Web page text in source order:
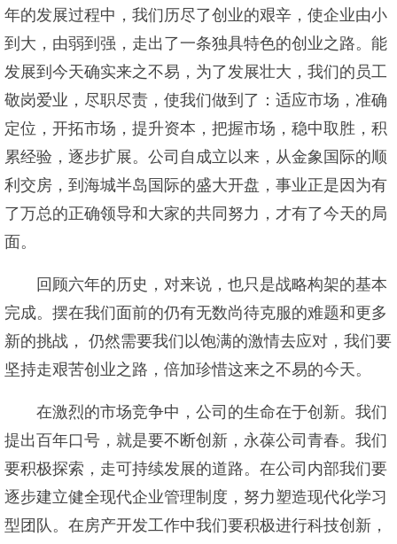
年的发展过程中，我们历尽了创业的艰辛，使企业由小
到大，由弱到强，走出了一条独具特色的创业之路。能
发展到今天确实来之不易，为了发展壮大，我们的员工
敬岗爱业，尽职尽责，使我们做到了：适应市场，准确
定位，开拓市场，提升资本，把握市场，稳中取胜，积
累经验，逐步扩展。公司自成立以来，从金象国际的顺
利交房，到海城半岛国际的盛大开盘，事业正是因为有
了万总的正确领导和大家的共同努力，才有了今天的局
面。
回顾六年的历史，对来说，也只是战略构架的基本
完成。摆在我们面前的仍有无数尚待克服的难题和更多
新的挑战， 仍然需要我们以饱满的激情去应对，我们要
坚持走艰苦创业之路，倍加珍惜这来之不易的今天。
在激烈的市场竞争中，公司的生命在于创新。我们
提出百年口号，就是要不断创新，永葆公司青春。我们
要积极探索，走可持续发展的道路。在公司内部我们要
逐步建立健全现代企业管理制度，努力塑造现代化学习
型团队。在房产开发工作中我们要积极进行科技创新，